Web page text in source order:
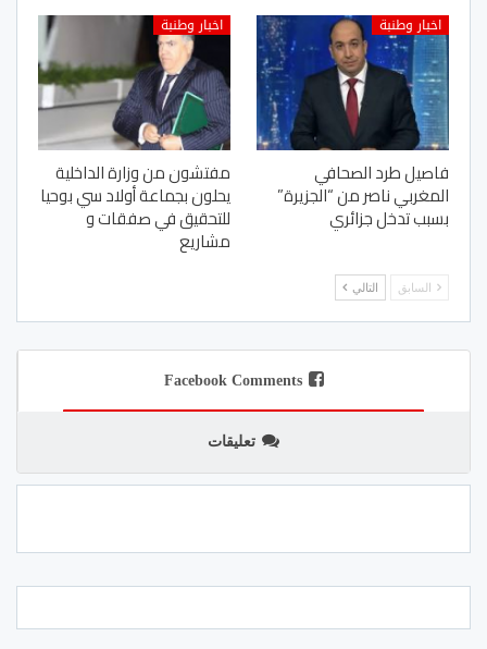
اخبار وطنبة
فاصيل طرد الصحافي
المغربي ناصر من “الجزيرة”
بسبب تدخل جزائري
اخبار وطنبة
مفتشون من وزارة الداخلية
يحلون بجماعة أولاد سي بوحيا
للتحقيق في صفقات و
مشاريع
السابق التالي
Facebook Comments
تعليقات